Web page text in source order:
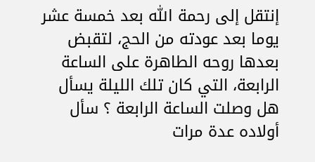
إنتقل إلى رحمة الله بعد خمسة عشر
يوما بعد عودته من الحج، لتقبض
بعدها روحه الطاهرة على الساعة
الرابعة، التي كان تلك الليلة يسأل
هل وصلت الساعة الرابعة ؟ سأل
أولاده عدة مرات